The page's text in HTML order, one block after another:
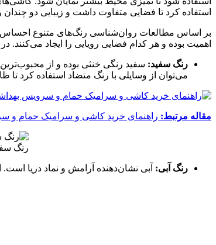
استفاده کرد تا فضایی متفاوت داشت و زیبایی دو چندان
بر اساس مطالعات روان‌شناسی رنگ‌های متنوع احساس
اهمیت بوده و هر کدام فضایی رویایی را ایجاد می‌کنند.
رنگ سفید: سفید رنگی خنثی بوده و از
می‌توان از وسایلی با رنگ متضاد استفاده کرد تا
مقاله مرتبط: راهنمای خرید کاشی و سرامیک حمام و
رنگ
رنگ آبی: آبی نشان‌دهنده آرامش و نماد دریا